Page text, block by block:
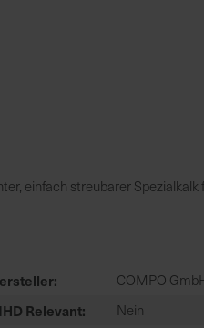
einfach streubarer Spezialkalk
COMPO
Relevant Nein